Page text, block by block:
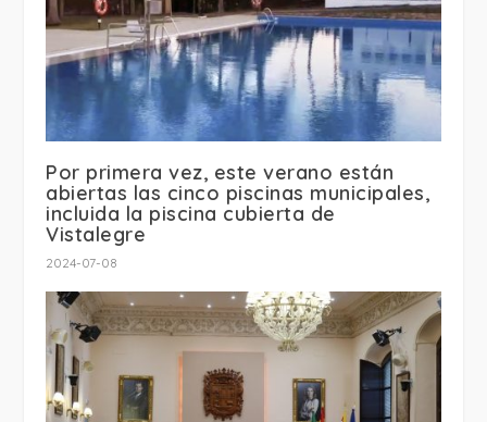
Por primera vez, este verano están
abiertas las cinco piscinas municipales,
incluida la piscina cubierta de
Vistalegre
2024-07-08